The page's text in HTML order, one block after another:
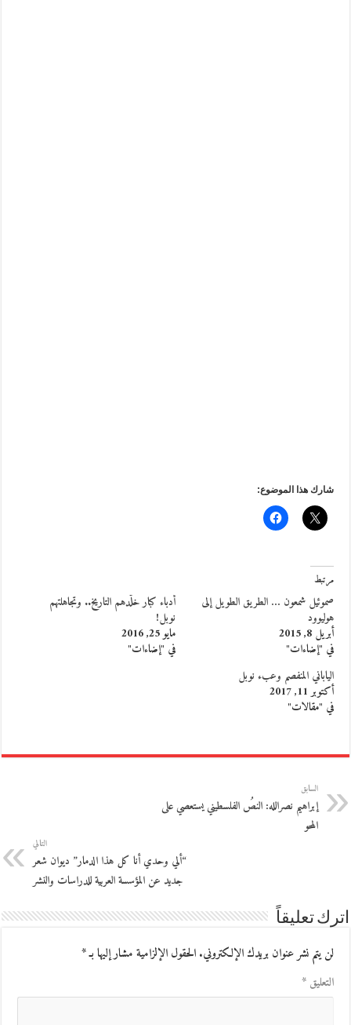
شارك هذا الموضوع:
مرتبط
صموئيل شمعون … الطريق الطويل إلى
هوليوود
أبريل 8, 2015
في "إضاءات"
أدباء كبار خلّدهم التاريخ.. وتجاهلتهم
نوبل!
مايو 25, 2016
في "إضاءات"
الياباني المنفصم وعبء نوبل
أكتوبر 11, 2017
في "مقالات"
السابق
إبراهيم نصرالله: النصُ الفلسطيني يستعصي على
المحو
التالي
“ألي وحدي أنا كل هذا الدمار” ديوان شعر
جديد عن المؤسسة العربية للدراسات والنشر
اترك تعليقاً
لن يتم نشر عنوان بريدك الإلكتروني.الحقول الإلزامية مشار إليها بـ*
التعليق*